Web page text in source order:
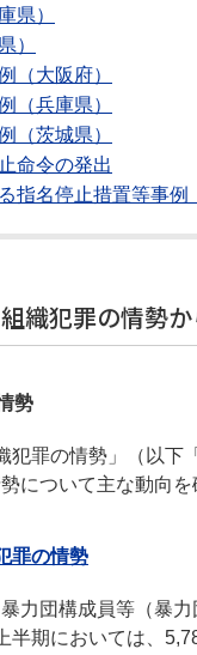
県）
）
（大阪府）
（兵庫県）
（茨城県）
命令の発出
指名停止措置等事例
織犯罪の情勢か
勢
犯罪の情勢」（以
について主な動向を
罪の情勢
力団構成員等（暴
半期においては、